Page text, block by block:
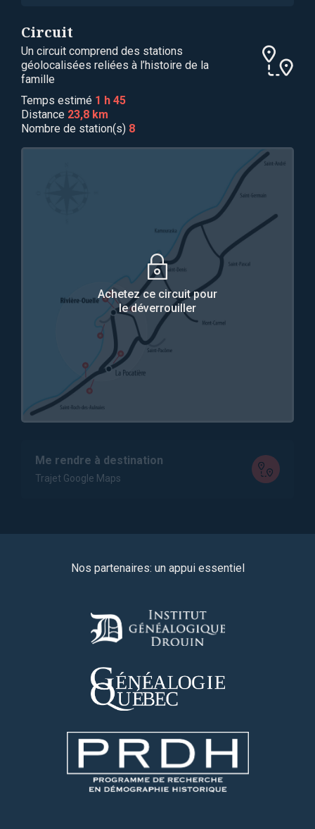
Circuit
Un circuit comprend des stations
géolocalisées reliées à l’histoire de la
famille
Temps estimé 1 h 45
Distance 23,8 km
Nombre de station(s) 8
Achetez ce circuit pour
le déverrouiller
Me rendre à destination
Trajet Google Maps
Nos partenaires: un appui essentiel